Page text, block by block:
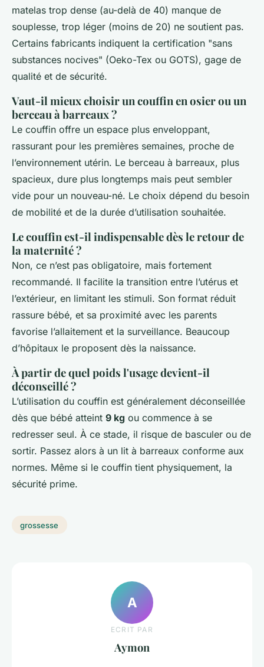
matelas trop dense (au-delà de 40) manque de
souplesse, trop léger (moins de 20) ne soutient pas.
Certains fabricants indiquent la certification "sans
substances nocives" (Oeko-Tex ou GOTS), gage de
qualité et de sécurité.
Vaut-il mieux choisir un couffin en osier ou un
berceau à barreaux ?
Le couffin offre un espace plus enveloppant,
rassurant pour les premières semaines, proche de
l’environnement utérin. Le berceau à barreaux, plus
spacieux, dure plus longtemps mais peut sembler
vide pour un nouveau-né. Le choix dépend du besoin
de mobilité et de la durée d’utilisation souhaitée.
Le couffin est-il indispensable dès le retour de
la maternité ?
Non, ce n’est pas obligatoire, mais fortement
recommandé. Il facilite la transition entre l’utérus et
l’extérieur, en limitant les stimuli. Son format réduit
rassure bébé, et sa proximité avec les parents
favorise l’allaitement et la surveillance. Beaucoup
d’hôpitaux le proposent dès la naissance.
À partir de quel poids l'usage devient-il
déconseillé ?
L’utilisation du couffin est généralement déconseillée
dès que bébé atteint 9 kg ou commence à se
redresser seul. À ce stade, il risque de basculer ou de
sortir. Passez alors à un lit à barreaux conforme aux
normes. Même si le couffin tient physiquement, la
sécurité prime.
grossesse
A
ECRIT PAR
Aymon